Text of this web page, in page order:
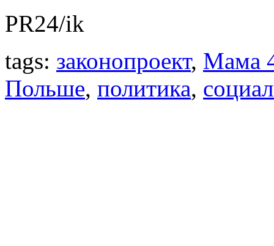
PR24/ik
tags: законопроект, Мама
Польше, политика,